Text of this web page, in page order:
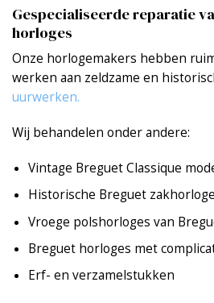
Gespecialiseerde reparatie
horloges
Onze horlogemakers hebben
werken aan zeldzame en
uurwerken.
Wij behandelen onder andere:
Vintage Breguet Classique
Historische Breguet
Vroege polshorloges van
Breguet horloges met
Erf- en verzamelstukken